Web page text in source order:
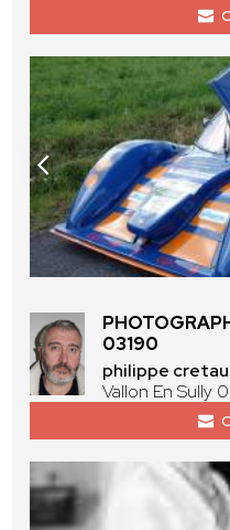
03190
philippe
Vallon En Sully